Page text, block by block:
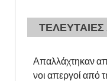
Απαλλάχτηκαν
νοι απεργοί από